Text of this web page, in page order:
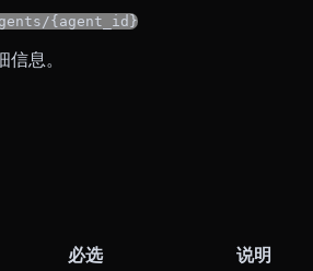
{agent_id}
息。
必选 说明